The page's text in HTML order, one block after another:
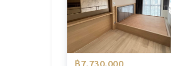
(ห้องน้ำแยกส่วนเปียก/แห้ง / ครัว
💧 ค่าน้ำจ่ายโดยฝ่ายบริหารอาคา
🌳 สิ่งอำนวยความสะดวกในโครงการ:
฿7,730,000